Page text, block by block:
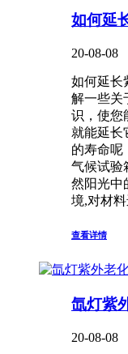
如何延
20-08-08
如何延长
解一些关
识，使您
就能延长
的寿命
气候试验
然阳光中
境,对材
查看详情
氙灯紫
20-08-08